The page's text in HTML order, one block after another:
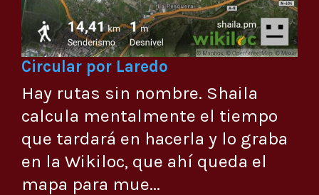
Circular por Laredo
Hay rutas sin nombre. Shaila
calcula mentalmente el tiempo
que tardará en hacerla y lo graba
en la Wikiloc, que ahí queda el
mapa para mue...